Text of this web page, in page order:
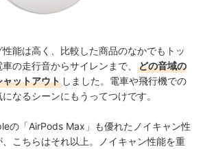
性能は高く、比較した商品のなかでもトッ
の走行音からサイレンまで、
どの音域の
ットアウト しました。電車や飛行機での
なるシーンにもうってつけです。
の「AirPods Max」も優れたノイキャン性
こちらはそれ以上。ノイキャン性能を重